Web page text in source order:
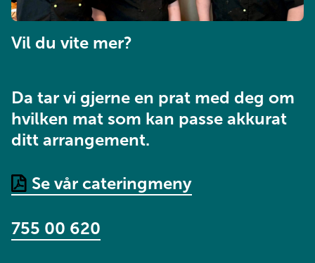
Vil du vite mer?
Da tar vi gjerne en prat med deg om
hvilken mat som kan passe akkurat
ditt arrangement.
Se vår cateringmeny
755 00 620